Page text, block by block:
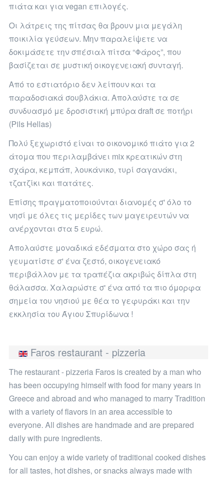
πιάτα και για vegan επιλογές.
Οι λάτρεις της πίτσας θα βρουν μια μεγάλη
ποικιλία γεύσεων. Μην παραλείψετε να
δοκιμάσετε την σπέσιαλ πίτσα “Φάρος”, που
βασίζεται σε μυστική οικογενειακή συνταγή.
Από το εστιατόριο δεν λείπουν και τα
παραδοσιακά σουβλάκια. Απολαύστε τα σε
συνδυασμό με δροσιστική μπύρα draft σε ποτήρι
(Pils Hellas)
Πολύ ξεχωριστό είναι το οικονομικό πιάτο για 2
άτομα που περιλαμβάνει mix κρεατικών στη
σχάρα, κεμπάπ, λουκάνικο, τυρί σαγανάκι,
τζατζίκι και πατάτες.
Επίσης πραγματοποιούνται διανομές σ' όλο το
νησί με όλες τις μερίδες των μαγειρευτών να
ανέρχονται στα 5 ευρώ.
Απολαύστε μοναδικά εδέσματα στο χώρο σας ή
γευματίστε σ' ένα ζεστό, οικογενειακό
περιβάλλον με τα τραπέζια ακριβώς δίπλα στη
θάλασσα. Χαλαρώστε σ' ένα από τα πιο όμορφα
σημεία του νησιού με θέα το γεφυράκι και την
εκκλησία του Άγιου Σπυρίδωνα !
Faros restaurant - pizzeria
The restaurant - pizzeria Faros is created by a man who
has been occupying himself with food for many years in
Greece and abroad and who managed to marry Tradition
with a variety of flavors in an area accessible to
everyone. All dishes are handmade and are prepared
daily with pure ingredients.
You can enjoy a wide variety of traditional cooked dishes
for all tastes, hot dishes, or snacks always made with